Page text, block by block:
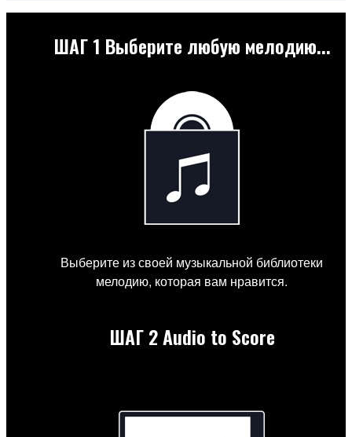
ШАГ 1 Выберите любую мелодию...
Выберите из своей музыкальной библиотеки
мелодию, которая вам нравится.
ШАГ 2Audio to Score